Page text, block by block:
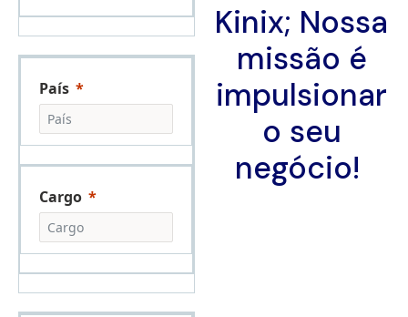
País
Cargo
Kinix; Nossa
missão é
impulsionar
o seu
negócio!